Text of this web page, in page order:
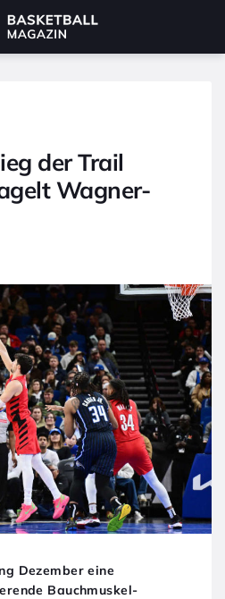
der Trail
Wagner-
Dezember eine
Bauchmuskel-